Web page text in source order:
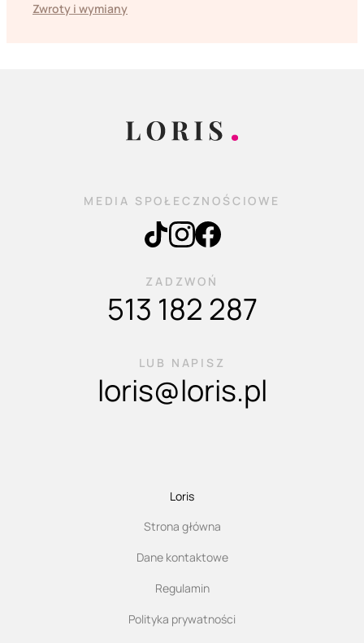
Zwroty i wymiany
MEDIA SPOŁECZNOŚCIOWE
ZADZWOŃ
513 182 287
LUB NAPISZ
loris@loris.pl
Loris
Strona główna
Dane kontaktowe
Regulamin
Polityka prywatności